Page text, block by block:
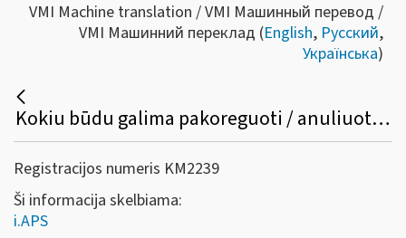
VMI Machine translation / VMI Машинный перевод /
VMI Машинний переклад (English, Русский,
Українська)
Kokiu būdu galima pakoreguoti / anuliuoti jau išrašytą PVM sąskaitą faktūrą /sąskaitą faktūrą ir kitus pajamų ir išlaidų dokumentus?
Registracijos numeris KM2239
Ši informacija skelbiama:
i.APS